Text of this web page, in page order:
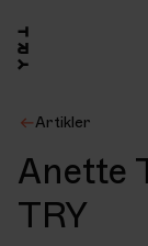
Artikler
Anette
TRY